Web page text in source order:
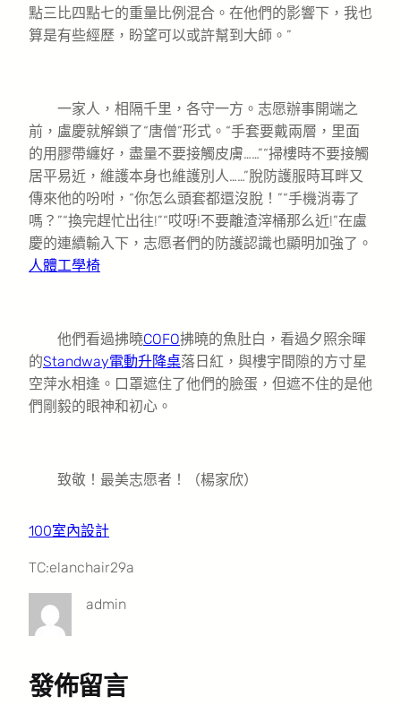
點三比四點七的重量比例混合。在他們的影響下，我也
算是有些經歷，盼望可以或許幫到大師。”
一家人，相隔千里，各守一方。志愿辦事開端之
前，盧慶就解鎖了“唐僧”形式。“手套要戴兩層，里面
的用膠帶纏好，盡量不要接觸皮膚……”“掃樓時不要接觸
居平易近，維護本身也維護別人……”脫防護服時耳畔又
傳來他的吩咐，“你怎么頭套都還沒脫！”“手機消毒了
嗎？”“換完趕忙出往!”“哎呀!不要離渣滓桶那么近!”在盧
慶的連續輸入下，志愿者們的防護認識也顯明加強了。
人體工學椅
他們看過拂曉COFO拂曉的魚肚白，看過夕照余暉
的Standway電動升降桌落日紅，與樓宇間隙的方寸星
空萍水相逢。口罩遮住了他們的臉蛋，但遮不住的是他
們剛毅的眼神和初心。
致敬！最美志愿者！（楊家欣）
100室內設計
TC:elanchair29a
admin
發佈留言